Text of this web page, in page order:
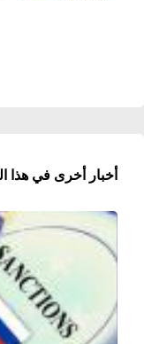
أخبار أخرى في هذا